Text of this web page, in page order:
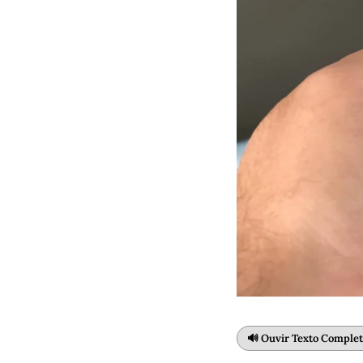
🔊 Ouvir Texto